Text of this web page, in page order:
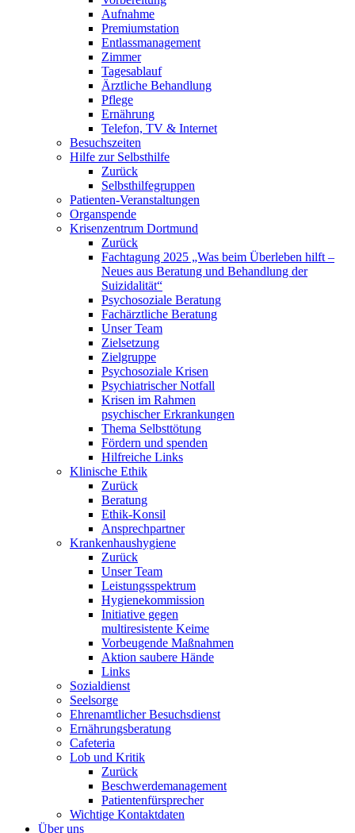
Aufnahme
Premiumstation
Entlassmanagement
Zimmer
Tagesablauf
Ärztliche Behandlung
Pflege
Ernährung
Telefon, TV & Internet
Besuchszeiten
Hilfe zur Selbsthilfe
Zurück
Selbsthilfegruppen
Patienten-Veranstaltungen
Organspende
Krisenzentrum Dortmund
Zurück
Fachtagung 2025 „Was beim Überleben hilft –
Neues aus Beratung und Behandlung der
Suizidalität“
Psychosoziale Beratung
Fachärztliche Beratung
Unser Team
Zielsetzung
Zielgruppe
Psychosoziale Krisen
Psychiatrischer Notfall
Krisen im Rahmen
psychischer Erkrankungen
Thema Selbsttötung
Fördern und spenden
Hilfreiche Links
Klinische Ethik
Zurück
Beratung
Ethik-Konsil
Ansprechpartner
Krankenhaushygiene
Zurück
Unser Team
Leistungsspektrum
Hygienekommission
Initiative gegen
multiresistente Keime
Vorbeugende Maßnahmen
Aktion saubere Hände
Links
Sozialdienst
Seelsorge
Ehrenamtlicher Besuchsdienst
Ernährungsberatung
Cafeteria
Lob und Kritik
Zurück
Beschwerdemanagement
Patientenfürsprecher
Wichtige Kontaktdaten
Über uns